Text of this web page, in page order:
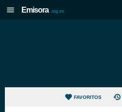
Emisora .org.es
FAVORITOS